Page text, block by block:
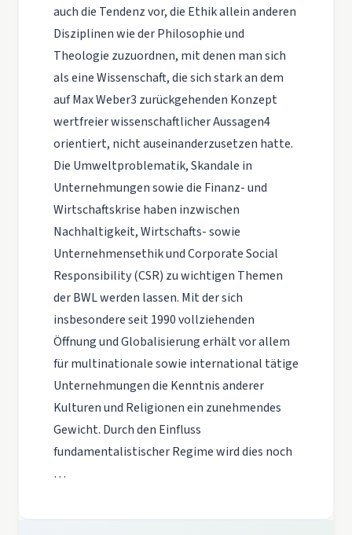
auch die Tendenz vor, die Ethik allein anderen
Disziplinen wie der Philosophie und
Theologie zuzuordnen, mit denen man sich
als eine Wissenschaft, die sich stark an dem
auf Max Weber3 zurückgehenden Konzept
wertfreier wissenschaftlicher Aussagen4
orientiert, nicht auseinanderzusetzen hatte.
Die Umweltproblematik, Skandale in
Unternehmungen sowie die Finanz- und
Wirtschaftskrise haben inzwischen
Nachhaltigkeit, Wirtschafts- sowie
Unternehmensethik und Corporate Social
Responsibility (CSR) zu wichtigen Themen
der BWL werden lassen. Mit der sich
insbesondere seit 1990 vollziehenden
Öffnung und Globalisierung erhält vor allem
für multinationale sowie international tätige
Unternehmungen die Kenntnis anderer
Kulturen und Religionen ein zunehmendes
Gewicht. Durch den Einfluss
fundamentalistischer Regime wird dies noch
…